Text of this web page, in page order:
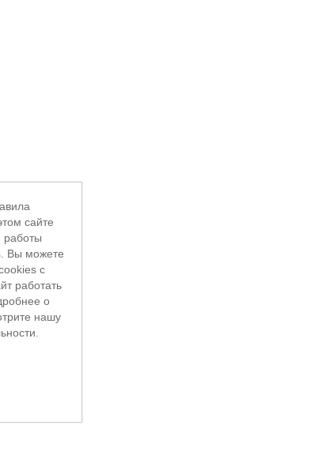
сайте
работы
Вы можете
с
работать
о
нашу